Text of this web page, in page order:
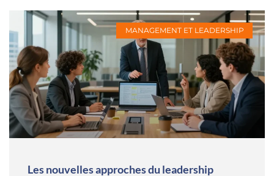
MANAGEMENT ET LEADERSHIP
Les nouvelles approches du leadership